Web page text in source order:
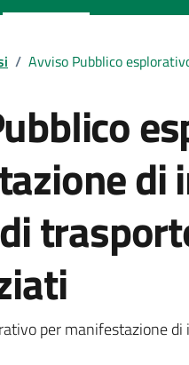
/ Avviso Pubblico
di
notizia
per manifestazione